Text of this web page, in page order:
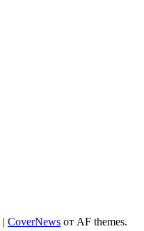
| CoverNews от AF themes.